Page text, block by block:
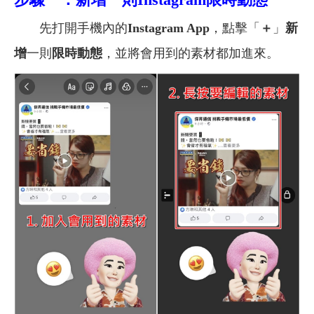
先打開手機內的Instagram App ，點擊「 ＋ 」 新
增一則 限時動態 ，並將會用到的素材都加進來。